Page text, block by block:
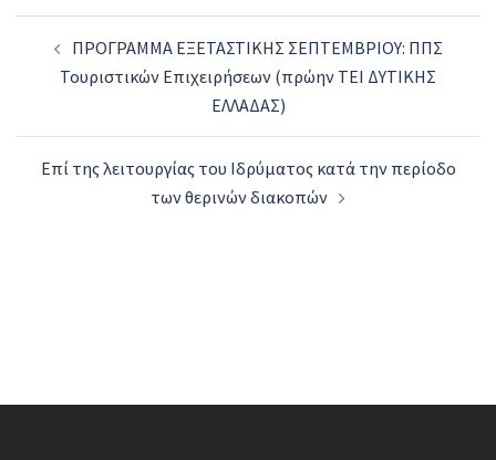
navigation
ΠΡΟΓΡΑΜΜΑ ΕΞΕΤΑΣΤΙΚΗΣ ΣΕΠΤΕΜΒΡΙΟΥ: ΠΠΣ
Τουριστικών Επιχειρήσεων (πρώην ΤΕΙ ΔΥΤΙΚΗΣ
ΕΛΛΑΔΑΣ)
Επί της λειτουργίας του Ιδρύματος κατά την περίοδο
των θερινών διακοπών